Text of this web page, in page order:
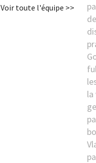
Voir toute l'équipe >>
la